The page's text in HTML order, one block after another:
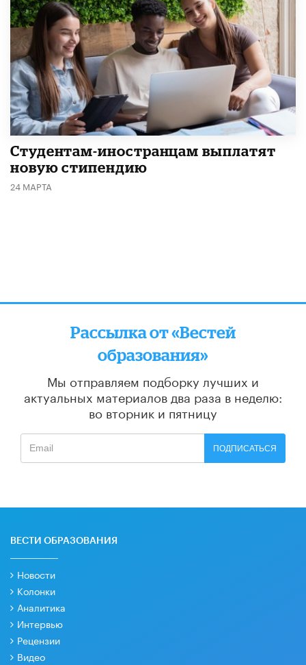
Студентам-иностранцам выплатят
новую стипендию
24 МАРТА
Рассылка от «Вестей
образования»
Мы отправляем подборку лучших и
актуальных материалов два раза в неделю:
во вторник и пятницу
ПОДПИСАТЬСЯ
ВЕСТИ ОБРАЗОВАНИЯ
Новости
Колонки
Аналитика
Интервью
Рецензии
Видео